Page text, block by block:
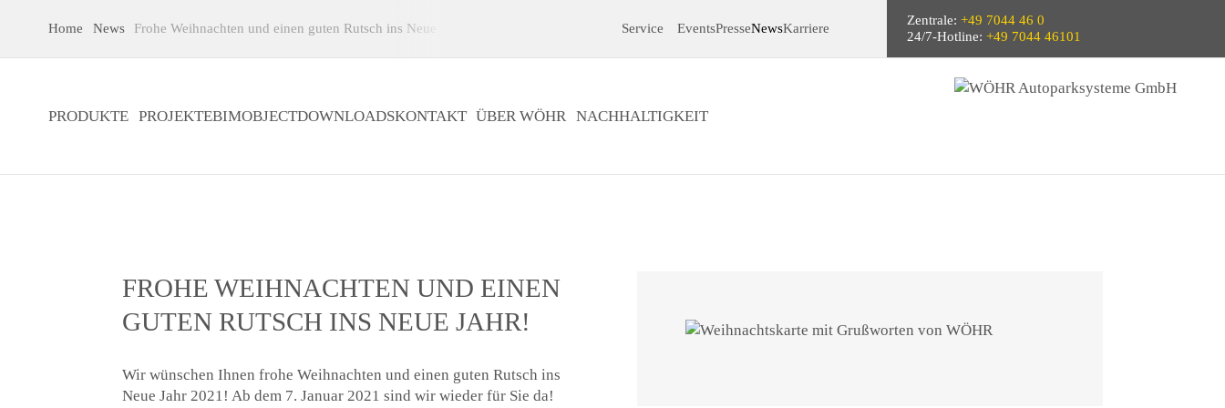
Home News Frohe Weihnachten und einen guten Rutsch ins Neue Jahr! Service EventsPresseNewsKarriere
Zentrale: +49 7044 46 0
24/7-Hotline: +49 7044 46101
PRODUKTE PROJEKTEBIMOBJECTDOWNLOADSKONTAKT ÜBER WÖHR NACHHALTIGKEIT
FROHE WEIHNACHTEN UND EINEN
GUTEN RUTSCH INS NEUE JAHR!
Wir wünschen Ihnen frohe Weihnachten und einen guten Rutsch ins
Neue Jahr 2021! Ab dem 7. Januar 2021 sind wir wieder für Sie da!